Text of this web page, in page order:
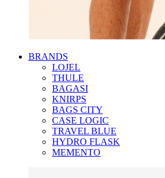
BRANDS
LOJEL
THULE
BAGASI
KNIRPS
BAGS CITY
CASE LOGIC
TRAVEL BLUE
HYDRO FLASK
MEMENTO